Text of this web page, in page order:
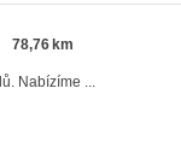
78,76 km
Nabízíme ...